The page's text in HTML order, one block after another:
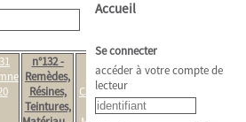
n°132 -
Remèdes,
Résines,
Teintures,
n°133 -
Bryone,
Calendula,
Cade,
n°134
Eté Automne
Accueil
Se connecter
accéder à votre compte de
lecteur